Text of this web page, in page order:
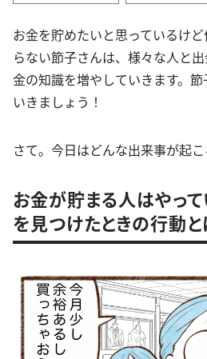
お金を貯めたいと思っているけ
らない節子さんは、様々な人と
金の知識を増やしていきます。
いきましょう！
さて。今日はどんな出来事が起こ
お金が貯まる人はやって
を見つけたときの行動と